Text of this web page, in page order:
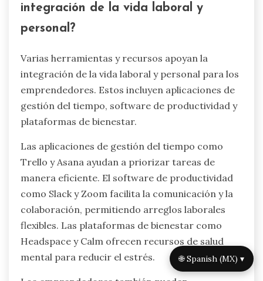
integración de la vida laboral y
personal?
Varias herramientas y recursos apoyan la
integración de la vida laboral y personal para los
emprendedores. Estos incluyen aplicaciones de
gestión del tiempo, software de productividad y
plataformas de bienestar.
Las aplicaciones de gestión del tiempo como
Trello y Asana ayudan a priorizar tareas de
manera eficiente. El software de productividad
como Slack y Zoom facilita la comunicación y la
colaboración, permitiendo arreglos laborales
flexibles. Las plataformas de bienestar como
Headspace y Calm ofrecen recursos de salud
mental para reducir el estrés.
🌐 Spanish (MX) ▾